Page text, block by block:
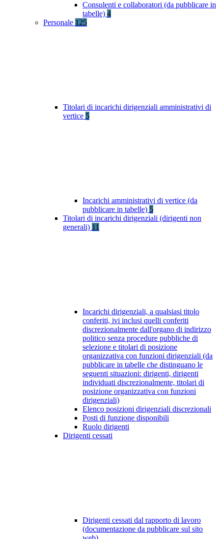
Consulenti e collaboratori (da pubblicare in
tabelle) 4
Personale 125
Titolari di incarichi dirigenziali amministrativi di
vertice 5
Incarichi amministrativi di vertice (da
pubblicare in tabelle) 5
Titolari di incarichi dirigenziali (dirigenti non
generali) 11
Incarichi dirigenziali, a qualsiasi titolo
conferiti, ivi inclusi quelli conferiti
discrezionalmente dall'organo di indirizzo
politico senza procedure pubbliche di
selezione e titolari di posizione
organizzativa con funzioni dirigenziali (da
pubblicare in tabelle che distinguano le
seguenti situazioni: dirigenti, dirigenti
individuati discrezionalmente, titolari di
posizione organizzativa con funzioni
dirigenziali)
Elenco posizioni dirigenziali discrezionali
Posti di funzione disponibili
Ruolo dirigenti
Dirigenti cessati
Dirigenti cessati dal rapporto di lavoro
(documentazione da pubblicare sul sito